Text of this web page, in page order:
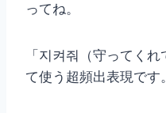
ってね。
「지켜줘（守ってく
て使う超頻出表現です